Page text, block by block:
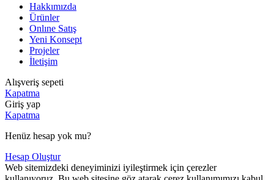
Hakkımızda
Ürünler
Onlıne Satış
Yeni Konsept
Projeler
İletişim
Alışveriş sepeti
Kapatma
Giriş yap
Kapatma
Henüz hesap yok mu?
Hesap Oluştur
Web sitemizdeki deneyiminizi iyileştirmek için çerezler